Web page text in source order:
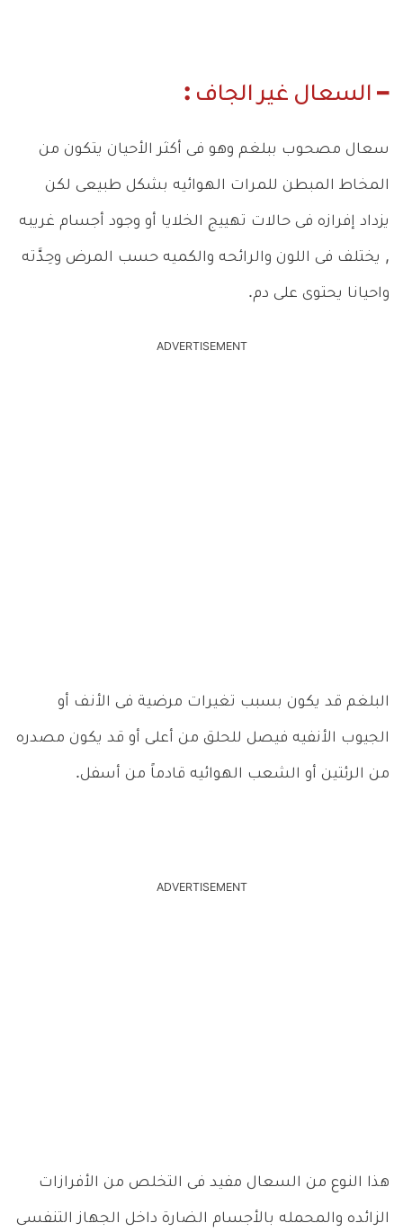
– السعال غير الجاف :
سعال مصحوب ببلغم وهو فى أكثر الأحيان يتكون من
المخاط المبطن للمرات الهوائيه بشكل طبيعى لكن
يزداد إفرازه فى حالات تهييج الخلايا أو وجود أجسام غريبه
, يختلف فى اللون والرائحه والكميه حسب المرض وحِدَّته
واحيانا يحتوى على دم.
ADVERTISEMENT
البلغم قد يكون بسبب تغيرات مرضية فى الأنف أو
الجيوب الأنفيه فيصل للحلق من أعلى أو قد يكون مصدره
من الرئتين أو الشعب الهوائيه قادماً من أسفل.
ADVERTISEMENT
هذا النوع من السعال مفيد فى التخلص من الأفرازات
الزائده والمحمله بالأجسام الضارة داخل الجهاز التنفسى